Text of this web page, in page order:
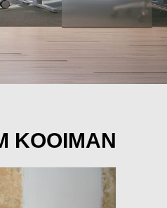
KOOIMAN